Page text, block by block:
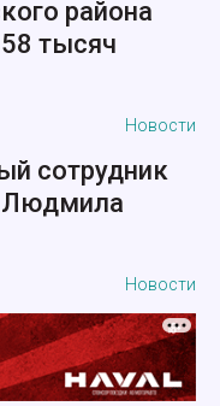
района
тысяч
Новости
сотрудник
Людмила
Новости